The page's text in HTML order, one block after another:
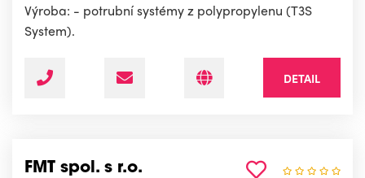
Výroba: - potrubní systémy z polypropylenu (T3S
System).
DETAIL
FMT spol. s r.o.